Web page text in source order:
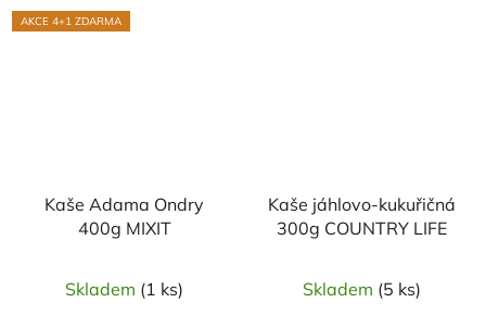
AKCE 4+1 ZDARMA
Kaše Adama Ondry
400g MIXIT
Skladem (1 ks)
Kaše jáhlovo-kukuřičná
300g COUNTRY LIFE
Skladem (5 ks)